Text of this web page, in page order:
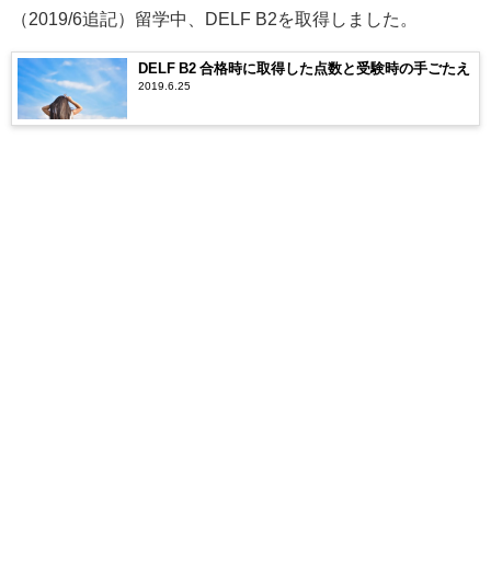
（2019/6追記）留学中、DELF B2を取得しました。
DELF B2 合格時に取得した点数と受験時の手ごたえ
2019.6.25